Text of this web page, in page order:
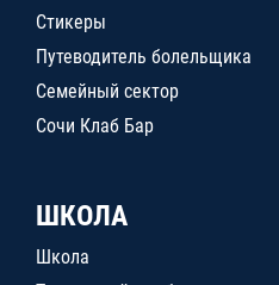
Стикеры
Путеводитель болельщика
Семейный сектор
Сочи Клаб Бар
ШКОЛА
Школа